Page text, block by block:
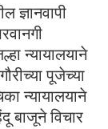
ज्ञानवापी
न्यायालयाने
पूजेच्या
न्यायालयाने
बाजूने विचार